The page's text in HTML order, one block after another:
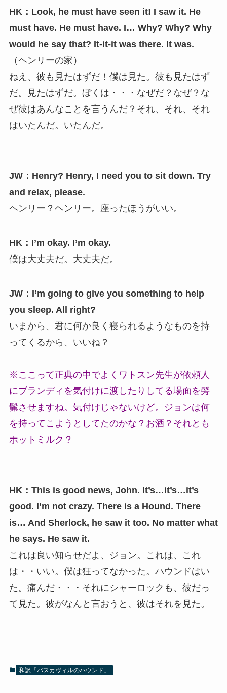
HK：Look, he must have seen it! I saw it. He
must have. He must have. I… Why? Why? Why
would he say that? It-it-it was there. It was.
（ヘンリーの家）
ねえ、彼も見たはずだ！僕は見た。彼も見たはず
だ。見たはずだ。ぼくは・・・なぜだ？なぜ？な
ぜ彼はあんなことを言うんだ？それ、それ、それ
はいたんだ。いたんだ。
JW：Henry? Henry, I need you to sit down. Try
and relax, please.
ヘンリー？ヘンリー。座ったほうがいい。
HK：I’m okay. I’m okay.
僕は大丈夫だ。大丈夫だ。
JW：I’m going to give you something to help
you sleep. All right?
いまから、君に何か良く寝られるようなものを持
ってくるから、いいね？
※ここって正典の中でよくワトスン先生が依頼人
にブランディを気付けに渡したりしてる場面を髣
髴させますね。気付けじゃないけど。ジョンは何
を持ってこようとしてたのかな？お酒？それとも
ホットミルク？
HK：This is good news, John. It’s…it’s…it’s
good. I’m not crazy. There is a Hound. There
is… And Sherlock, he saw it too. No matter what
he says. He saw it.
これは良い知らせだよ、ジョン。これは、これ
は・・いい。僕は狂ってなかった。ハウンドはい
た。痛んだ・・・それにシャーロックも、彼だっ
て見た。彼がなんと言おうと、彼はそれを見た。
和訳「バスカヴィルのハウンド」